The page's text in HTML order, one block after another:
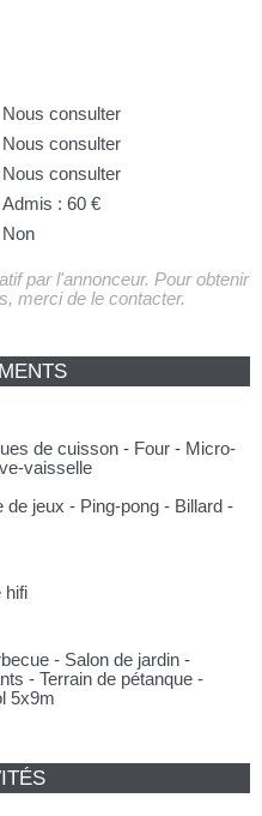
Nous consulter
Nous consulter
Nous consulter
Admis : 60 €
Non
par l'annonceur. Pour obtenir
merci de le contacter.
de cuisson - Four - Micro-
vaisselle
de jeux - Ping-pong - Billard -
hifi
- Salon de jardin -
- Terrain de pétanque -
5x9m